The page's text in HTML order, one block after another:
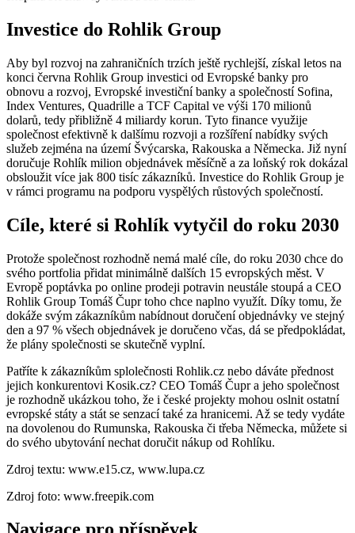
Investice do Rohlik Group
Aby byl rozvoj na zahraničních trzích ještě rychlejší, získal letos na
konci června Rohlik Group investici od Evropské banky pro
obnovu a rozvoj, Evropské investiční banky a společností Sofina,
Index Ventures, Quadrille a TCF Capital ve výši 170 milionů
dolarů, tedy přibližně 4 miliardy korun. Tyto finance využije
společnost efektivně k dalšímu rozvoji a rozšíření nabídky svých
služeb zejména na území Švýcarska, Rakouska a Německa. Již nyní
doručuje Rohlík milion objednávek měsíčně a za loňský rok dokázal
obsloužit více jak 800 tisíc zákazníků. Investice do Rohlik Group je
v rámci programu na podporu vyspělých růstových společností.
Cíle, které si Rohlík vytyčil do roku 2030
Protože společnost rozhodně nemá malé cíle, do roku 2030 chce do
svého portfolia přidat minimálně dalších 15 evropských měst. V
Evropě poptávka po online prodeji potravin neustále stoupá a CEO
Rohlik Group Tomáš Čupr toho chce naplno využít. Díky tomu, že
dokáže svým zákazníkům nabídnout doručení objednávky ve stejný
den a 97 % všech objednávek je doručeno včas, dá se předpokládat,
že plány společnosti se skutečně vyplní.
Patříte k zákazníkům splolečnosti Rohlik.cz nebo dáváte přednost
jejich konkurentovi Kosik.cz? CEO Tomáš Čupr a jeho společnost
je rozhodně ukázkou toho, že i české projekty mohou oslnit ostatní
evropské státy a stát se senzací také za hranicemi. Až se tedy vydáte
na dovolenou do Rumunska, Rakouska či třeba Německa, můžete si
do svého ubytování nechat doručit nákup od Rohlíku.
Zdroj textu: www.e15.cz, www.lupa.cz
Zdroj foto: www.freepik.com